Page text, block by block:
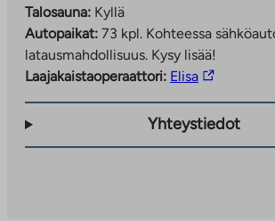
Talosauna: Kyllä
Autopaikat: 73 kpl. Kohteessa
latausmahdollisuus. Kysy lisää!
Laajakaistaoperaattori: ElisaLinkki
Yhteystiedot